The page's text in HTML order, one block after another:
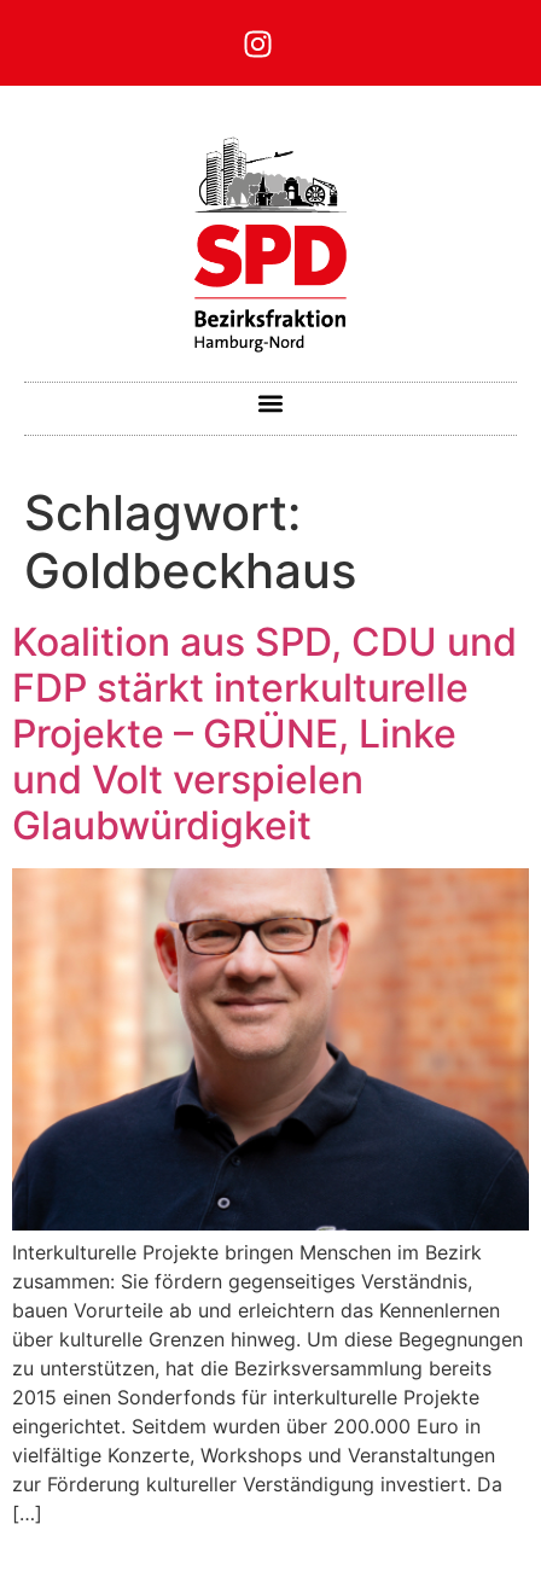
Schlagwort:
Goldbeckhaus
Koalition aus SPD, CDU und
FDP stärkt interkulturelle
Projekte – GRÜNE, Linke
und Volt verspielen
Glaubwürdigkeit
Interkulturelle Projekte bringen Menschen im Bezirk
zusammen: Sie fördern gegenseitiges Verständnis,
bauen Vorurteile ab und erleichtern das Kennenlernen
über kulturelle Grenzen hinweg. Um diese Begegnungen
zu unterstützen, hat die Bezirksversammlung bereits
2015 einen Sonderfonds für interkulturelle Projekte
eingerichtet. Seitdem wurden über 200.000 Euro in
vielfältige Konzerte, Workshops und Veranstaltungen
zur Förderung kultureller Verständigung investiert. Da
[…]